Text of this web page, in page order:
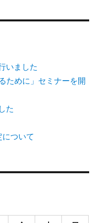
いました
ために」セミナーを開
た
ついて